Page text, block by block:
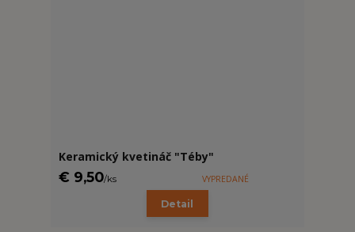
Keramický kvetináč "Téby"
€ 9,50/ks VYPREDANÉ
Detail